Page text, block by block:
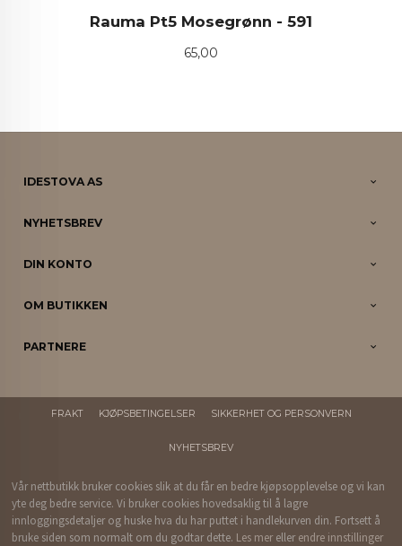
Rauma Pt5 Mosegrønn - 591
Pris
65,00
IDESTOVA AS
NYHETSBREV
DIN KONTO
OM BUTIKKEN
PARTNERE
FRAKT KJØPSBETINGELSER SIKKERHET OG PERSONVERN
NYHETSBREV
Vår nettbutikk bruker cookies slik at du får en bedre kjøpsopplevelse og vi kan
yte deg bedre service. Vi bruker cookies hovedsaklig til å lagre
innloggingsdetaljer og huske hva du har puttet i handlekurven din. Fortsett å
bruke siden som normalt om du godtar dette. Les mer eller endre innstillinger